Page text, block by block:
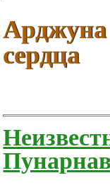
Арджуна
сердца